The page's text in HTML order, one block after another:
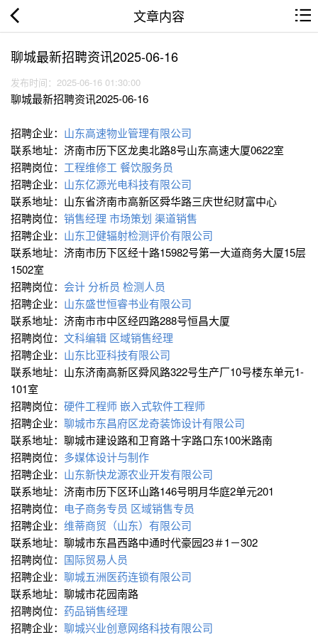
文章内容
聊城最新招聘资讯2025-06-16
发布时间：2025-06-16 01:30:00
聊城最新招聘资讯2025-06-16
招聘企业： 山东高速物业管理有限公司
联系地址：济南市历下区龙奥北路8号山东高速大厦0622室
招聘岗位： 工程维修工 餐饮服务员
招聘企业： 山东亿源光电科技有限公司
联系地址：山东省济南市高新区舜华路三庆世纪财富中心
招聘岗位： 销售经理 市场策划 渠道销售
招聘企业： 山东卫健辐射检测评价有限公司
联系地址：济南市历下区经十路15982号第一大道商务大厦15层
1502室
招聘岗位： 会计 分析员 检测人员
招聘企业： 山东盛世恒睿书业有限公司
联系地址：济南市市中区经四路288号恒昌大厦
招聘岗位： 文科编辑 区域销售经理
招聘企业： 山东比亚科技有限公司
联系地址：山东济南高新区舜风路322号生产厂10号楼东单元1-
101室
招聘岗位： 硬件工程师嵌入式软件工程师
招聘企业： 聊城市东昌府区龙奇装饰设计有限公司
联系地址：聊城市建设路和卫育路十字路口东100米路南
招聘岗位： 多媒体设计与制作
招聘企业： 山东新快龙源农业开发有限公司
联系地址：济南市历下区环山路146号明月华庭2单元201
招聘岗位： 电子商务专员 区域销售专员
招聘企业： 维蒂商贸（山东）有限公司
联系地址：聊城市东昌西路中通时代豪园23＃1－302
招聘岗位： 国际贸易人员
招聘企业： 聊城五洲医药连锁有限公司
联系地址：聊城市花园南路
招聘岗位： 药品销售经理
招聘企业： 聊城兴业创意网络科技有限公司